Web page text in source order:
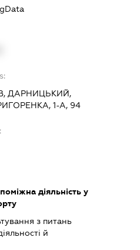
ДАРНИЦЬКИЙ,
1-А, 94
діяльність у
з питань
й